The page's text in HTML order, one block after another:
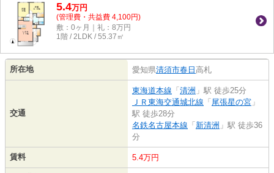
5.4万円
(管理費・共益費 4,100円)
敷：0ヶ月｜礼：8万円
1階 / 2LDK / 55.37㎡
所在地 愛知県清須市春日 高札
交通
東海道本線 「 清洲 」駅 徒歩25分
ＪＲ東海交通城北線 「 尾張星の宮 」
駅 徒歩28分
名鉄名古屋本線 「 新清洲 」駅 徒歩36
分
賃料 5.4万円